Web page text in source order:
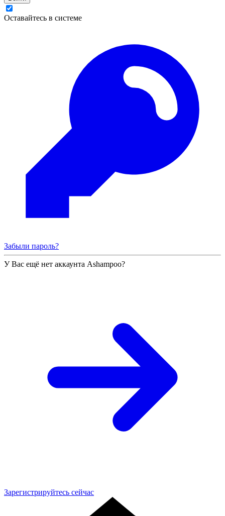
Оставайтесь в системе
Забыли пароль?
У Вас ещё нет аккаунта Ashampoo?
Зарегистрируйтесь сейчас